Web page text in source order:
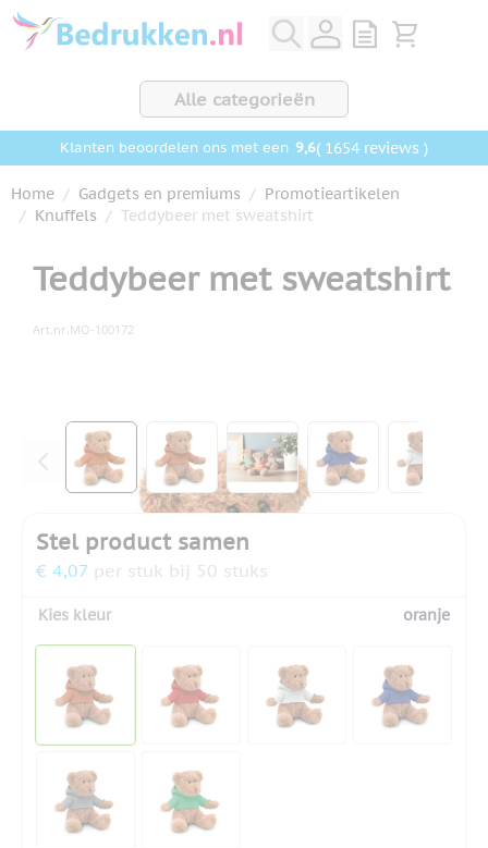
Ga naar de inhoud
View quote,
Bekijk
Alle categorieën
Klanten beoordelen ons met een 9,6( 1654 reviews )
Home / Gadgets en premiums / Promotieartikelen
/ Knuffels / Teddybeer met sweatshirt
Teddybeer met sweatshirt
Art.nr. MO-100172
View larger imageView larger imageView larger image
View larger
Stel product samen
€ 4,07 per stuk bij 50 stuks
Kies kleur oranje